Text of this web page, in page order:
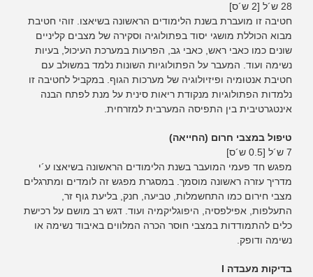
28 ש´ל [2 ש´ס]
חטיבה זו מועברת בשנת הלימודים הראשונה בשיאצו. זוהי חטיבת
מבוא הכוללת מושגי יסוד בפתולוגיה וסקירה של מצבים קליניים
שונים כמו כאבי ראש, כאבי גב, הפרעות במערכת העיכול, בעיות
נשימה ועוד. המעבר על הפתולוגיות השונות נלמד במשולב עם
חטיבת אנטומיה ופיזיולוגיה של מערכות הגוף. במקביל לחטיבה זו
נלמדות הפתולוגיות מנקודת ריאות סינית על מנת לפתח הבנה
אינטגרטיבית בין התפיסה המערבית למזרחית.
טיפול במצבי חרום (החייאה)
7 ש´ל [0.5 ש´ס]
מפגש חד פעמי המועבר בשנת הלימודים הראשונה בשיאצו ע´י
מדריך עזרה ראשונה מוסמך. במסגרת מפגש זה לומדים ומתרגלים
מצבי חירום כמו התחשמלות, טביעה, חנק, בליעת גוף זר,
התעלפות, אפילפסיה, היפוגליקמיה ועוד. דגש רב מושם על רכישת
כלים להתמודדות במצבי חוסר הכרה המלווים באיבוד נשימה או
נשימה ודופק.
בדיקות מעבדה I